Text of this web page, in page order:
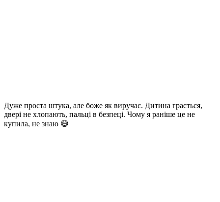
Дуже проста штука, але боже як виручає. Дитина грається,
двері не хлопають, пальці в безпеці. Чому я раніше це не
купила, не знаю 😅